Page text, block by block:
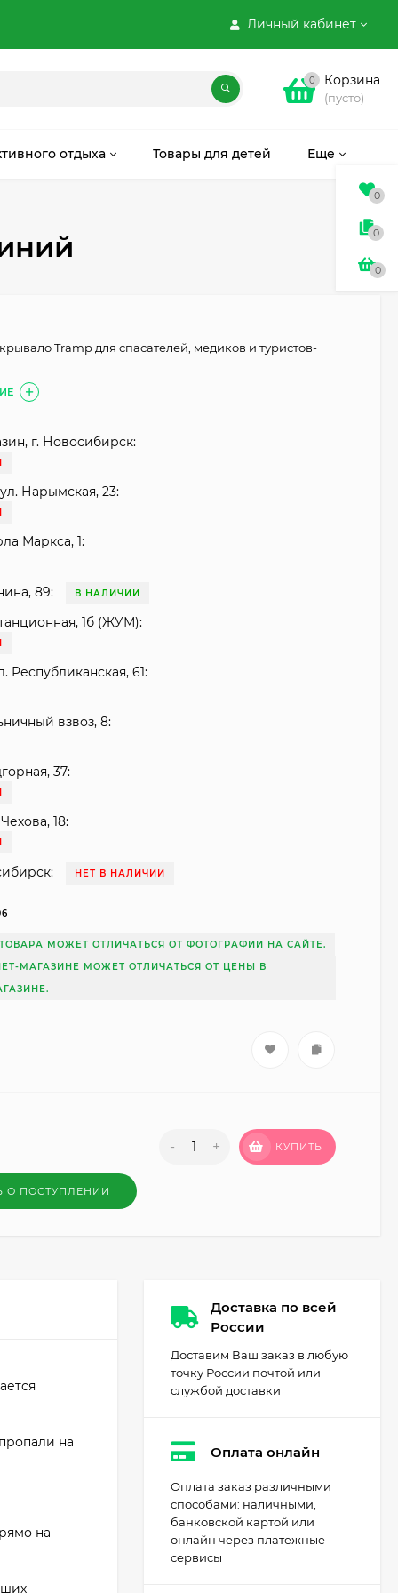
Личный кабинет
0 Корзина
(пусто)
отдыха Товары для детей Еще
Tramp для спасателей, медиков и туристов-
г. Новосибирск:
Нарымская, 23:
Маркса, 1:
89: В НАЛИЧИИ
1б (ЖУМ):
Республиканская, 61:
взвоз, 8:
37:
18:
НЕТ В НАЛИЧИИ
МОЖЕТ ОТЛИЧАТЬСЯ ОТ ФОТОГРАФИИ НА САЙТЕ.
МАГАЗИНЕ МОЖЕТ ОТЛИЧАТЬСЯ ОТ ЦЕНЫ В
- + КУПИТЬ
О ПОСТУПЛЕНИИ
на
на
—
Доставка по всей
России
Доставим Ваш заказ в любую
точку России почтой или
службой доставки
Оплата онлайн
Оплата заказ различными
способами: наличными,
банковской картой или
онлайн через платежные
сервисы
0
0
0